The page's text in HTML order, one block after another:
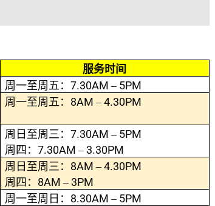
服务时间
周一至周五： 7.30AM–5PM
周一至周五： 8AM–4.30PM
周日至周三： 7.30AM–5PM
周四： 7.30AM–3.30PM
周日至周三： 8AM–4.30PM
周四： 8AM–3PM
周一至周日： 8.30AM–5PM